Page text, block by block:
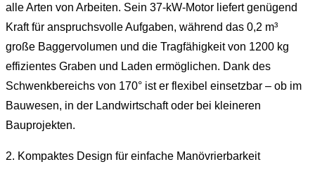
alle Arten von Arbeiten. Sein 37-kW-Motor liefert genügend
Kraft für anspruchsvolle Aufgaben, während das 0,2 m³
große Baggervolumen und die Tragfähigkeit von 1200 kg
effizientes Graben und Laden ermöglichen. Dank des
Schwenkbereichs von 170° ist er flexibel einsetzbar – ob im
Bauwesen, in der Landwirtschaft oder bei kleineren
Bauprojekten.
2. Kompaktes Design für einfache Manövrierbarkeit